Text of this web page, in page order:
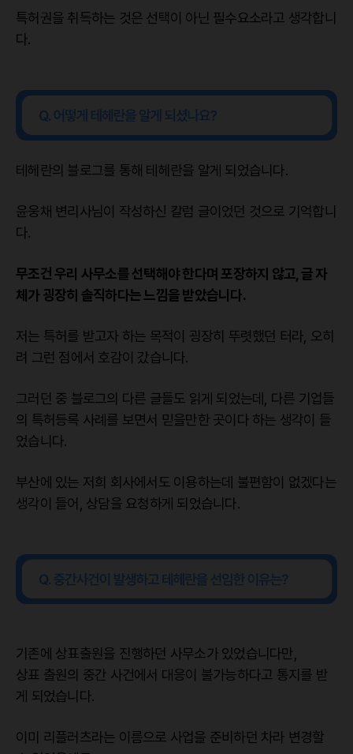
특허권을 취득하는 것은 선택이 아닌 필수요소라고 생각합니
다.
테헤란의 블로그를 통해 테헤란을 알게 되었습니다.
윤웅채 변리사님이 작성하신 칼럼 글이었던 것으로 기억합니
다.
무조건 우리 사무소를 선택해야 한다며 포장하지 않고, 글 자
체가 굉장히 솔직하다는 느낌을 받았습니다.
저는 특허를 받고자 하는 목적이 굉장히 뚜렷했던 터라, 오히
려 그런 점에서 호감이 갔습니다.
그러던 중 블로그의 다른 글들도 읽게 되었는데, 다른 기업들
의 특허등록 사례를 보면서 믿을만한 곳이다 하는 생각이 들
었습니다.
부산에 있는 저희 회사에서도 이용하는데 불편함이 없겠다는
생각이 들어, 상담을 요청하게 되었습니다.
기존에 상표출원을 진행하던 사무소가 있었습니다만,
상표 출원의 중간 사건에서 대응이 불가능하다고 통지를 받
게 되었습니다.
이미 리플러츠라는 이름으로 사업을 준비하던 차라 변경할